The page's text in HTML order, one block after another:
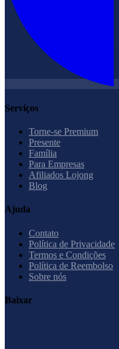
Serviços
Torne-se Premium
Presente
Família
Para Empresas
Afiliados Lojong
Blog
Ajuda
Contato
Política de Privacidade
Termos e Condições
Política de Reembolso
Sobre nós
Baixar